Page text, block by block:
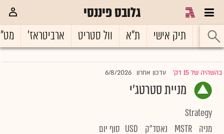
גלובס פיננסי
ראשי תיק אישי ת"א וול סטריט ארביטראז'
בהשהיה של 15 דק' |עדכון אחרון 6/8/2026
מניית סטרטג'י
Strategy
מניה MSTR נאסד"ק USD סוף יום